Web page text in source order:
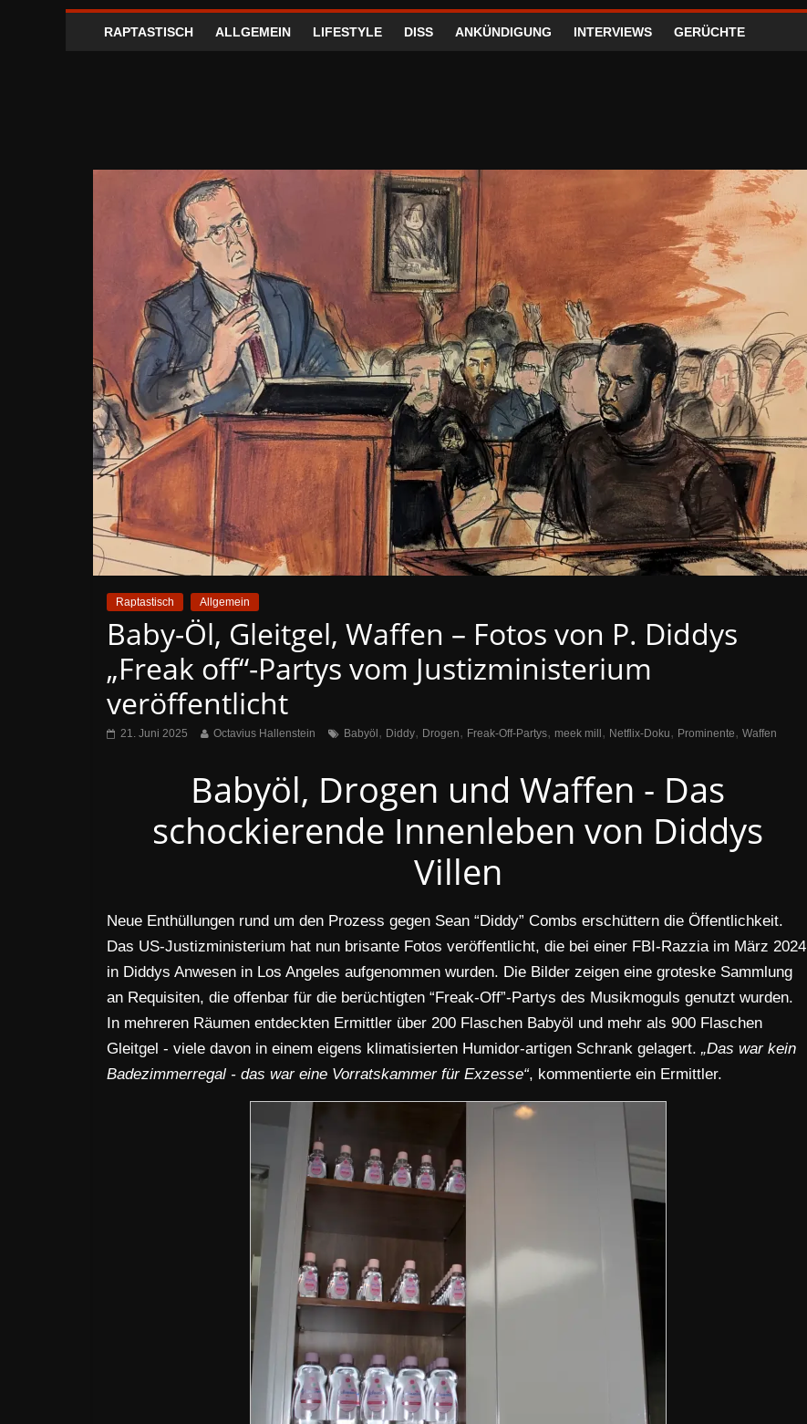
RAPTASTISCH ALLGEMEIN LIFESTYLE DISS ANKÜNDIGUNG INTERVIEWS GERÜCHTE
Raptastisch Allgemein
Baby-Öl, Gleitgel, Waffen – Fotos von P. Diddys
„Freak off“-Partys vom Justizministerium
veröffentlicht
21. Juni 2025 Octavius Hallenstein Babyöl , Diddy, Drogen, Freak-Off-Partys, meek mill , Netflix-Doku, Prominente, Waffen
Babyöl, Drogen und Waffen - Das
schockierende Innenleben von Diddys
Villen
Neue Enthüllungen rund um den Prozess gegen Sean “Diddy” Combs erschüttern die Öffentlichkeit.
Das US-Justizministerium hat nun brisante Fotos veröffentlicht, die bei einer FBI-Razzia im März 2024
in Diddys Anwesen in Los Angeles aufgenommen wurden. Die Bilder zeigen eine groteske Sammlung
an Requisiten, die offenbar für die berüchtigten “Freak-Off”-Partys des Musikmoguls genutzt wurden.
In mehreren Räumen entdeckten Ermittler über 200 Flaschen Babyöl und mehr als 900 Flaschen
Gleitgel - viele davon in einem eigens klimatisierten Humidor-artigen Schrank gelagert. „Das war kein
Badezimmerregal - das war eine Vorratskammer für Exzesse“, kommentierte ein Ermittler.